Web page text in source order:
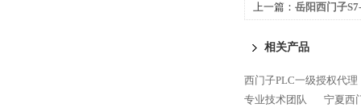
上一篇： 岳阳西门子
相关产品
西门子PLC一级授权代理
专业技术团队
宁夏西